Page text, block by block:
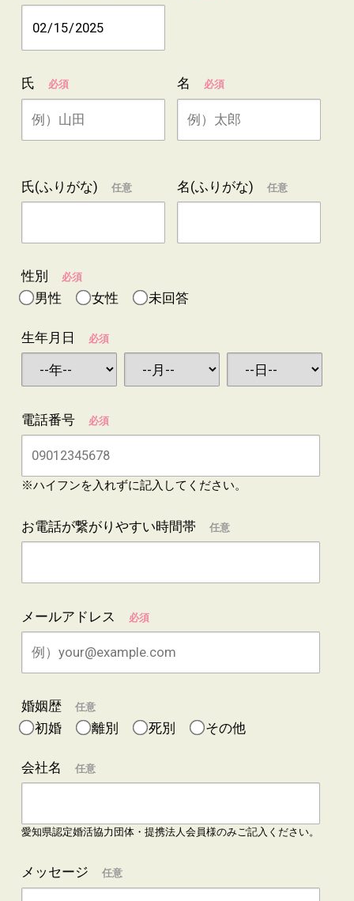
氏 必須 名 必須
氏(ふりがな) 任意 名(ふりがな) 任意
性別 必須
男性 女性 未回答
生年月日 必須
電話番号 必須
※ハイフンを入れずに記入してください。
お電話が繋がりやすい時間帯 任意
メールアドレス 必須
婚姻歴 任意
初婚 離別 死別 その他
会社名 任意
愛知県認定婚活協力団体・提携法人会員様のみご記入ください。
メッセージ 任意